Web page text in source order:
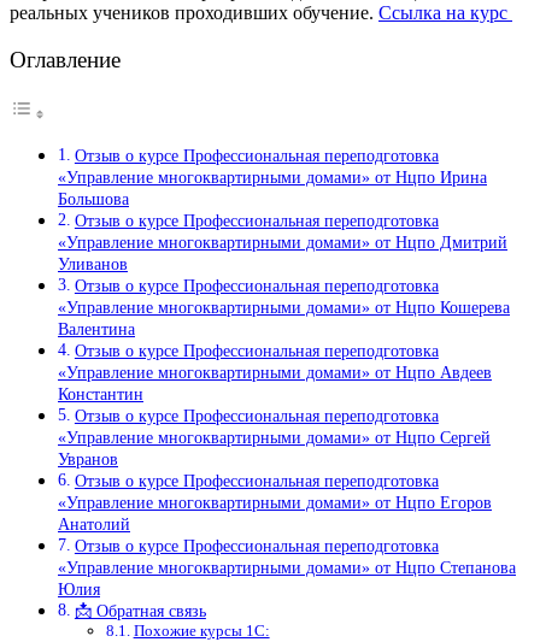
реальных учеников проходивших обучение. Ссылка на курс
Оглавление
Отзыв о курсе Профессиональная переподготовка
«Управление многоквартирными домами» от Нцпо Ирина
Большова
Отзыв о курсе Профессиональная переподготовка
«Управление многоквартирными домами» от Нцпо Дмитрий
Уливанов
Отзыв о курсе Профессиональная переподготовка
«Управление многоквартирными домами» от Нцпо Кошерева
Валентина
Отзыв о курсе Профессиональная переподготовка
«Управление многоквартирными домами» от Нцпо Авдеев
Константин
Отзыв о курсе Профессиональная переподготовка
«Управление многоквартирными домами» от Нцпо Сергей
Увранов
Отзыв о курсе Профессиональная переподготовка
«Управление многоквартирными домами» от Нцпо Егоров
Анатолий
Отзыв о курсе Профессиональная переподготовка
«Управление многоквартирными домами» от Нцпо Степанова
Юлия
📩 Обратная связь
Похожие курсы 1С: